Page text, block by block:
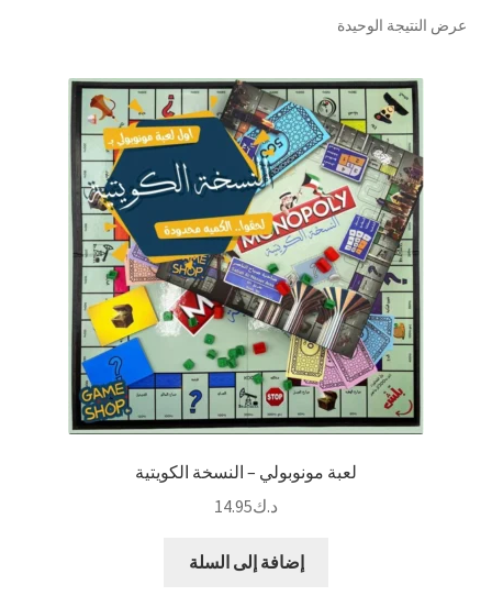
تواصل معنا
عرض النتيجة الوحيدة
لعبة مونوبولي – النسخة الكويتية
د.ك14.95
إضافة إلى السلة